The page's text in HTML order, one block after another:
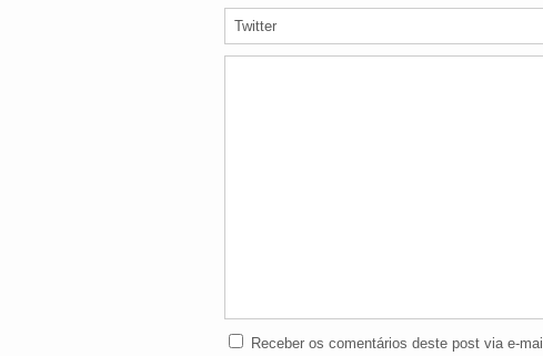
Receber os comentários deste post via e-mail